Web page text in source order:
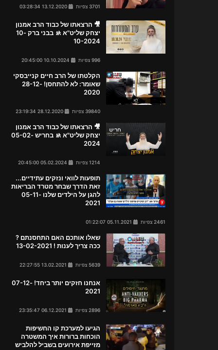
3701 צפיות
🎥 הרצאתו של כבוד הרב אמנון
יצחק שליט"א 🚸 בבני ברק 10-
10-2024
996 צפיות
הקלטתו של הרב חיים קנייבסקי
שאומר: לא להתחסן! 28-12-
2020
39840 צפיות
🎥 הרצאתו של כבוד הרב אמנון
יצחק שליט"א 🚸 בחריש 05-02-
2024
1214 צפיות
תופעות לוואי ונזקים עתידיים...
זאת הדרך שבחר מטרד הבריאות
להגן על הילדים שלנו 05-11-
2021
2461 צפיות
שאלו אותכם האם התחסנתם ?
ככה צריך לענות ! 13-02-2021
5639 צפיות
אנחנו חזקים יותר ביחד! 07-12-
2021
2896 צפיות
הגיעו למערכת קו החשיפות
הוכחות ברורות איך המשטרה
מזייפת אירועים בשביל להלביש